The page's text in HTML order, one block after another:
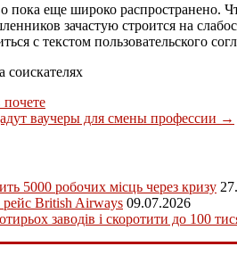
еще широко распространено.
зачастую строится на
с текстом пользовательского
соискателях
ваучеры для смены профессии →
5000 робочих місць через кризу
рейс British Airways 09.07.2026
заводів і скоротити до 100